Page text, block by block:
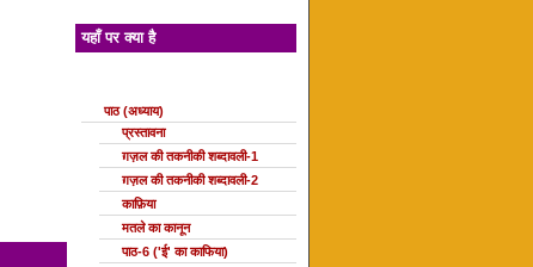
यहाँ पर क्या है
पाठ (अध्याय)
प्रस्तावना
ग़ज़ल की तकनीकी शब्दावली-1
ग़ज़ल की तकनीकी शब्दावली-2
काफ़िया
मतले का कानून
पाठ-6 ('ई' का काफिया)